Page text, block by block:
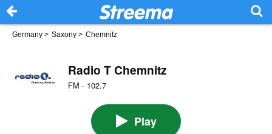
Germany > Saxony > Chemnitz
Radio T Chemnitz
FM · 102.7
Play